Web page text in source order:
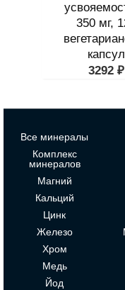
350 мг,
капсул
3292 ₽
Все минералы
Комплекс
минералов
Магний
Кальций
Цинк
Железо
Хром
Медь
Йод